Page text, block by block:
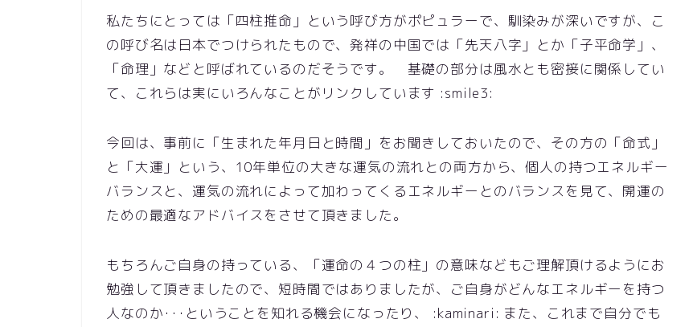
私たちにとっては「四柱推命」という呼び方がポピュラーで、馴染みが深いですが、こ
の呼び名は日本でつけられたもので、発祥の中国では「先天八字」とか「子平命学」、
「命理」などと呼ばれているのだそうです。 基礎の部分は風水とも密接に関係してい
て、これらは実にいろんなことがリンクしています :smile3:
今回は、事前に「生まれた年月日と時間」をお聞きしておいたので、その方の「命式」
と「大運」という、10年単位の大きな運気の流れとの両方から、個人の持つエネルギー
バランスと、運気の流れによって加わってくるエネルギーとのバランスを見て、開運の
ための最適なアドバイスをさせて頂きました。
もちろんご自身の持っている、「運命の４つの柱」の意味などもご理解頂けるようにお
勉強して頂きましたので、短時間ではありましたが、ご自身がどんなエネルギーを持つ
人なのか･･･ということを知れる機会になったり、 :kaminari: また、これまで自分でも